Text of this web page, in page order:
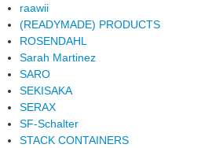
raawii
(READYMADE) PRODUCTS
ROSENDAHL
Sarah Martinez
SARO
SEKISAKA
SERAX
SF-Schalter
STACK CONTAINERS